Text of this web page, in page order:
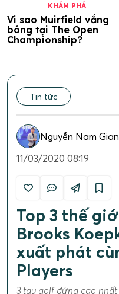
KHÁM PHÁ
Vi sao Muirfield vắng
bóng tại The Open
Championship?
Tin tức
Nguyễn Nam
11/03/2020 08:19
Top 3 thế
Brooks
xuất phát
Players
3 tay golf đứng cao